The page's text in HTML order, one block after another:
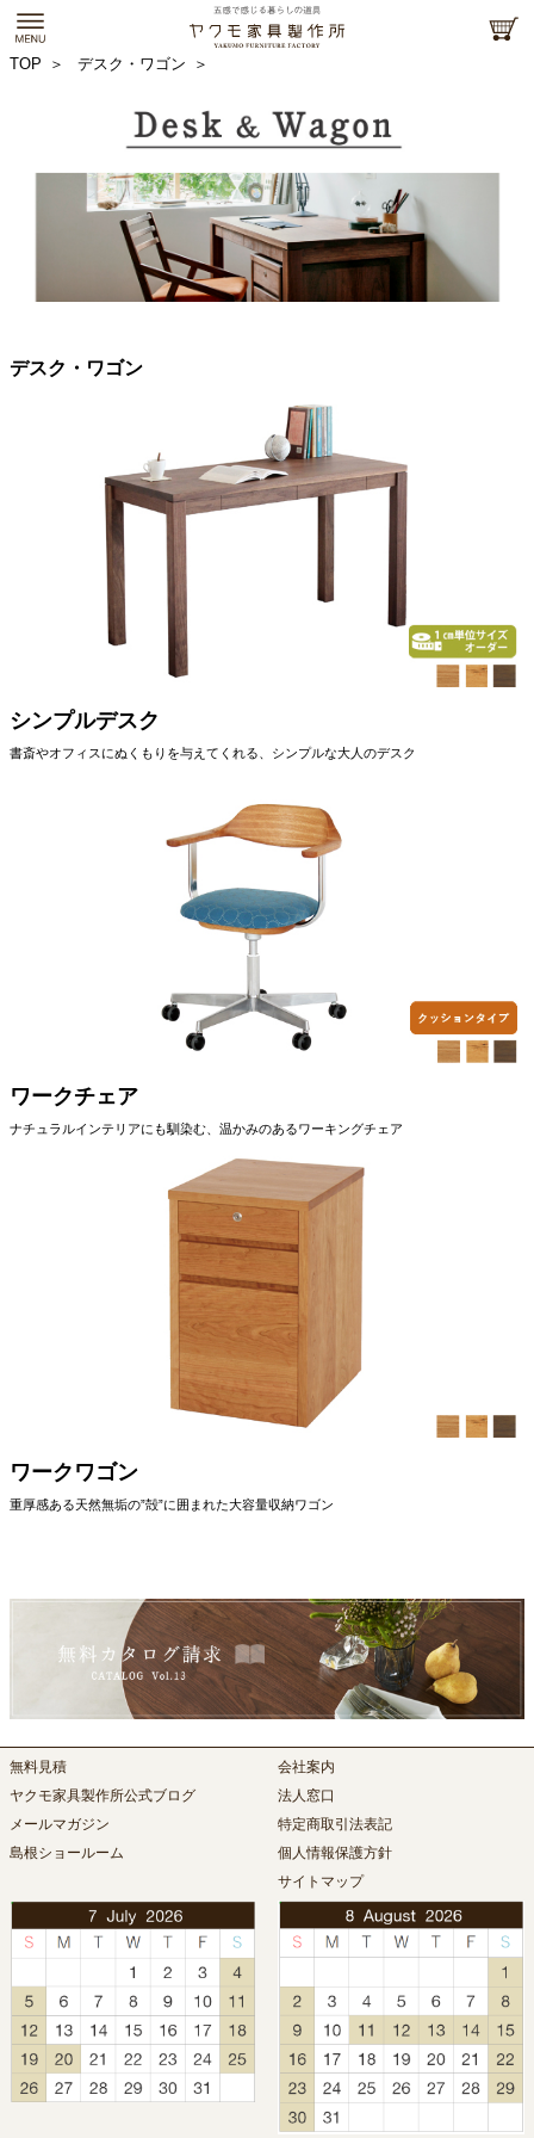
TOP デスク・ワゴン
デスク・ワゴン
シンプルデスク
書斎やオフィスにぬくもりを与えてくれる、シンプルな大人のデスク
ワークチェア
ナチュラルインテリアにも馴染む、温かみのあるワーキングチェア
ワークワゴン
重厚感ある天然無垢の”殻”に囲まれた大容量収納ワゴン
無料見積
ヤクモ家具製作所公式ブログ
メールマガジン
島根ショールーム
会社案内
法人窓口
特定商取引法表記
個人情報保護方針
サイトマップ